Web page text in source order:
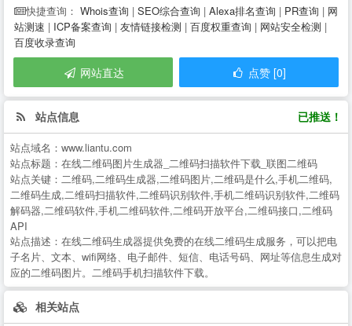
快捷查询： Whois查询 | SEO综合查询 | Alexa排名查询 | PR查询 | 网
站测速 | ICP备案查询 | 友情链接检测 | 百度权重查询 | 网站安全检测 |
百度收录查询
网站直达 点赞 [0]
站点信息 已推送！
站点域名： www.liantu.com
站点标题： 在线二维码图片生成器_二维码扫描软件下载_联图二维码
站点关键： 二维码,二维码生成器,二维码图片,二维码是什么,手机二维码,
二维码生成,二维码扫描软件,二维码识别软件,手机二维码识别软件,二维码
解码器,二维码软件,手机二维码软件,二维码开放平台,二维码接口,二维码
API
站点描述： 在线二维码生成器提供免费的在线二维码生成服务，可以把电
子名片、文本、wifi网络、电子邮件、短信、电话号码、网址等信息生成对
应的二维码图片。二维码手机扫描软件下载。
相关站点